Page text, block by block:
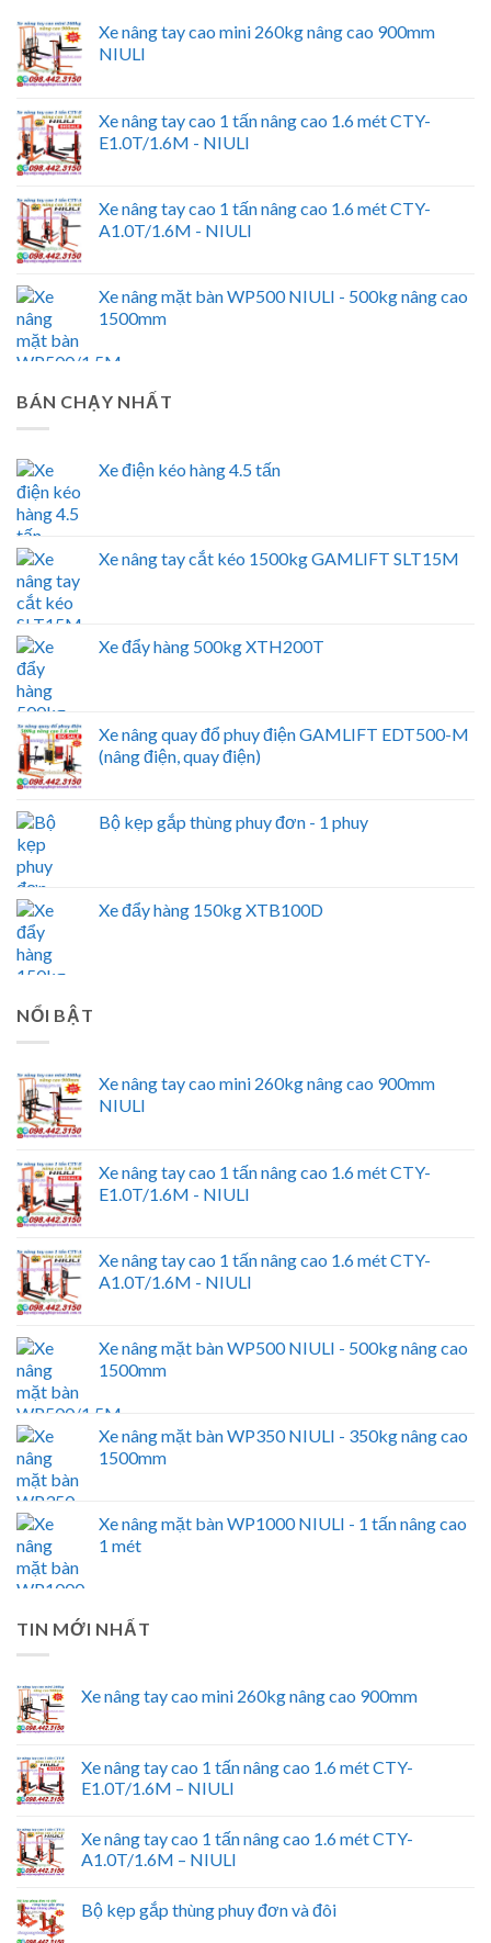
Xe nâng tay cao mini 260kg nâng cao 900mm
NIULI
Xe nâng tay cao 1 tấn nâng cao 1.6 mét CTY-
E1.0T/1.6M - NIULI
Xe nâng tay cao 1 tấn nâng cao 1.6 mét CTY-
A1.0T/1.6M - NIULI
Xe nâng mặt bàn WP500 NIULI - 500kg nâng cao
1500mm
BÁN CHẠY NHẤT
Xe điện kéo hàng 4.5 tấn
Xe nâng tay cắt kéo 1500kg GAMLIFT SLT15M
Xe đẩy hàng 500kg XTH200T
Xe nâng quay đổ phuy điện GAMLIFT EDT500-M
(nâng điện, quay điện)
Bộ kẹp gắp thùng phuy đơn - 1 phuy
Xe đẩy hàng 150kg XTB100D
NỔI BẬT
Xe nâng tay cao mini 260kg nâng cao 900mm
NIULI
Xe nâng tay cao 1 tấn nâng cao 1.6 mét CTY-
E1.0T/1.6M - NIULI
Xe nâng tay cao 1 tấn nâng cao 1.6 mét CTY-
A1.0T/1.6M - NIULI
Xe nâng mặt bàn WP500 NIULI - 500kg nâng cao
1500mm
Xe nâng mặt bàn WP350 NIULI - 350kg nâng cao
1500mm
Xe nâng mặt bàn WP1000 NIULI - 1 tấn nâng cao
1 mét
TIN MỚI NHẤT
Xe nâng tay cao mini 260kg nâng cao 900mm
Xe nâng tay cao 1 tấn nâng cao 1.6 mét CTY-
E1.0T/1.6M – NIULI
Xe nâng tay cao 1 tấn nâng cao 1.6 mét CTY-
A1.0T/1.6M – NIULI
Bộ kẹp gắp thùng phuy đơn và đôi